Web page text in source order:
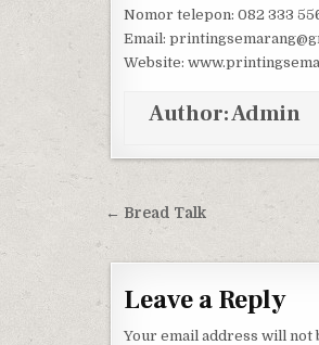
Nomor telepon: 082 333
Email:
Website:
Author:Admin
Post navigation
← Bread Talk
Leave a Reply
Your email address will not